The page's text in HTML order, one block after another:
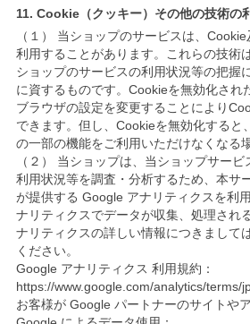
11. Cookie（クッキー）その他の技術の
（１） 当ショップのサービスは、
利用することがあります。これらの技術
ショップのサービスの利用状況等の把握
に資するものです。Cookieを無効化され
ブラウザの設定を変更することにより
できます。但し、Cookieを無効化すると
の一部の機能をご利用いただけなくなる
（２） 当ショップは、当ショップサー
利用状況等を調査・分析するため、本サ
が提供する Google アナリティクスを利
ナリティクスでデータが収集、処理され
ナリティクスの詳しい情報につきまして
ください。
Google アナリティクス 利用規約：
https://www.google.com/analytics/terms/
お客様が Google パートナーのサイトや